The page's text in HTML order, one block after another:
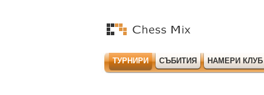
ТУРНИРИ СЪБИТИЯ НАМЕРИ КЛУБ